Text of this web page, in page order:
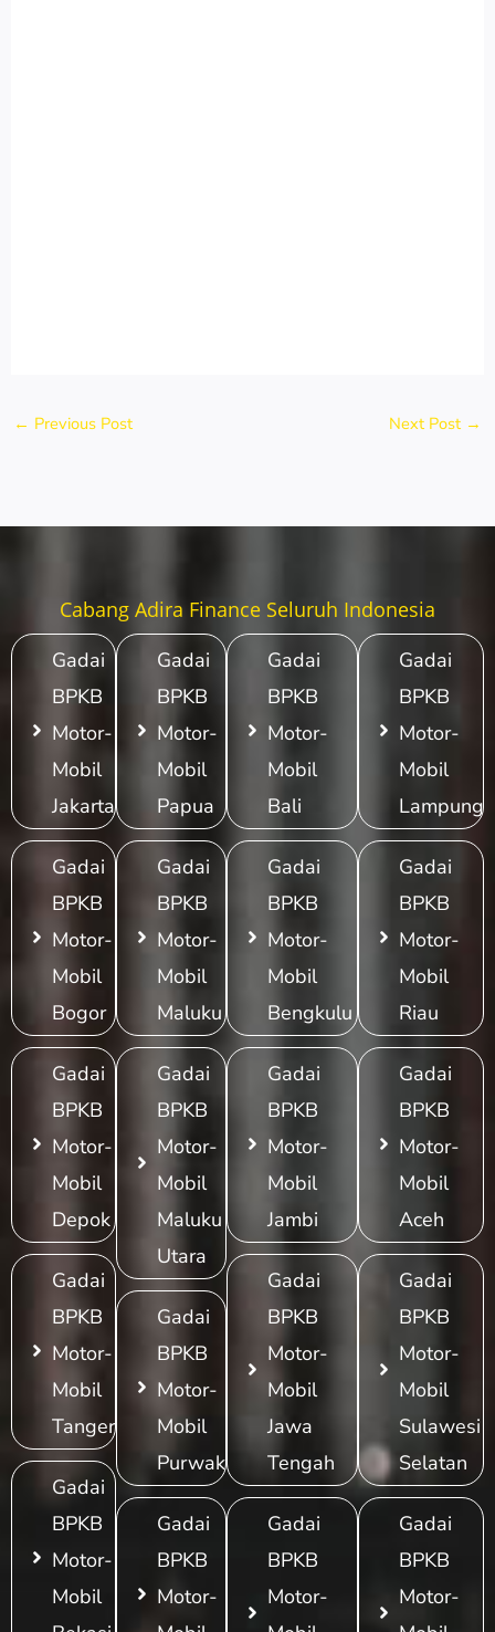
← Previous Post Next Post →
Cabang Adira Finance Seluruh Indonesia
Gadai
BPKB
Motor-
Mobil
Jakarta
Gadai
BPKB
Motor-
Mobil
Bogor
Gadai
BPKB
Motor-
Mobil
Depok
Gadai
BPKB
Motor-
Mobil
Tangerang
Gadai
BPKB
Motor-
Mobil
Gadai
BPKB
Motor-
Mobil
Papua
Gadai
BPKB
Motor-
Mobil
Maluku
Gadai
BPKB
Motor-
Mobil
Maluku
Utara
Gadai
BPKB
Motor-
Mobil
Purwakarta
Gadai
BPKB
Motor-
Gadai
BPKB
Motor-
Mobil
Bali
Gadai
BPKB
Motor-
Mobil
Bengkulu
Gadai
BPKB
Motor-
Mobil
Jambi
Gadai
BPKB
Motor-
Mobil
Jawa
Tengah
Gadai
BPKB
Motor-
Gadai
BPKB
Motor-
Mobil
Lampung
Gadai
BPKB
Motor-
Mobil
Riau
Gadai
BPKB
Motor-
Mobil
Aceh
Gadai
BPKB
Motor-
Mobil
Sulawesi
Selatan
Gadai
BPKB
Motor-